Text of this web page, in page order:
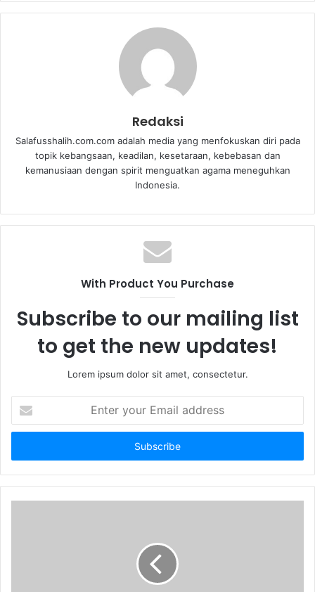
Redaksi
Salafusshalih.com.com adalah media yang menfokuskan diri pada
topik kebangsaan, keadilan, kesetaraan, kebebasan dan
kemanusiaan dengan spirit menguatkan agama meneguhkan
Indonesia.
With Product You Purchase
Subscribe to our mailing list
to get the new updates!
Lorem ipsum dolor sit amet, consectetur.
t
r
y